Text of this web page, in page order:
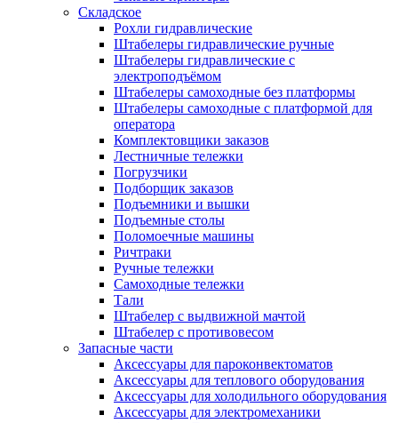
Складское
Рохли гидравлические
Штабелеры гидравлические ручные
Штабелеры гидравлические с
электроподъёмом
Штабелеры самоходные без платформы
Штабелеры самоходные с платформой для
оператора
Комплектовщики заказов
Лестничные тележки
Погрузчики
Подборщик заказов
Подъемники и вышки
Подъемные столы
Поломоечные машины
Ричтраки
Ручные тележки
Самоходные тележки
Тали
Штабелер с выдвижной мачтой
Штабелер с противовесом
Запасные части
Аксессуары для пароконвектоматов
Аксессуары для теплового оборудования
Аксессуары для холодильного оборудования
Аксессуары для электромеханики